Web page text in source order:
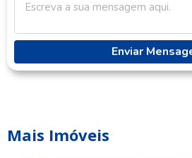
Enviar
Mais Imóveis